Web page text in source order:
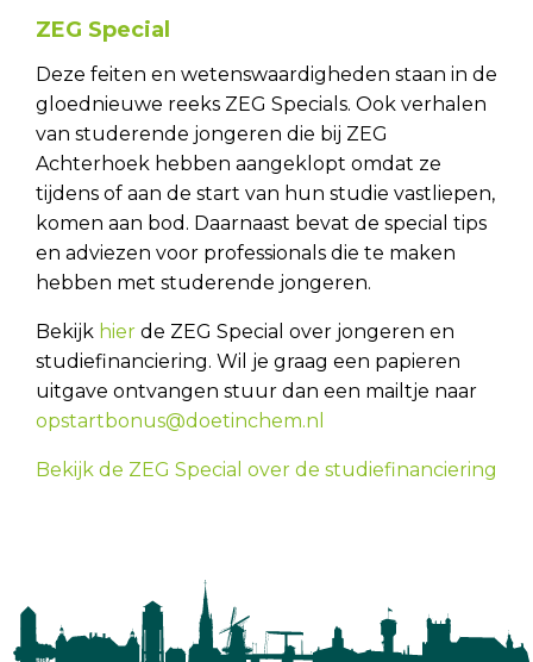
ZEG Special
Deze feiten en wetenswaardigheden staan in de
gloednieuwe reeks ZEG Specials. Ook verhalen
van studerende jongeren die bij ZEG
Achterhoek hebben aangeklopt omdat ze
tijdens of aan de start van hun studie vastliepen,
komen aan bod. Daarnaast bevat de special tips
en adviezen voor professionals die te maken
hebben met studerende jongeren.
Bekijk hier de ZEG Special over jongeren en
studiefinanciering. Wil je graag een papieren
uitgave ontvangen stuur dan een mailtje naar
opstartbonus@doetinchem.nl
Bekijk de ZEG Special over de studiefinanciering